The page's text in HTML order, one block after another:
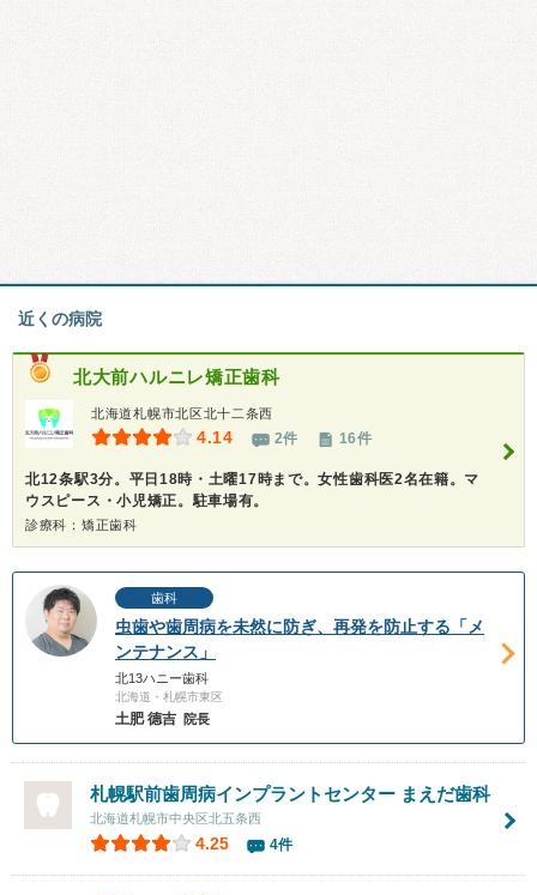
近くの病院
北大前ハルニレ矯正歯科
北海道札幌市北区北十二条西
4.14 2件 16件
北12条駅3分。平日18時・土曜17時まで。女性歯科医2名在籍。マ
ウスピース・小児矯正。駐車場有。
診療科：矯正歯科
歯科
虫歯や歯周病を未然に防ぎ、再発を防止する「メ
ンテナンス」
北13ハニー歯科
北海道・札幌市東区
土肥 德吉 院長
札幌駅前歯周病インプラントセンター まえだ歯科
北海道札幌市中央区北五条西
4.25 4件